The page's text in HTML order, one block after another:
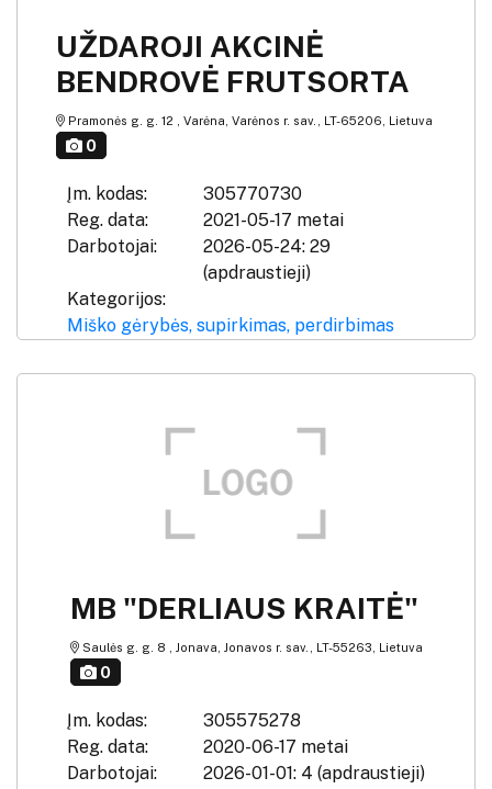
UŽDAROJI AKCINĖ
BENDROVĖ FRUTSORTA
Pramonės g. g. 12 , Varėna, Varėnos r. sav., LT-65206, Lietuva
0
Įm. kodas:
305770730
Reg. data:
2021-05-17 metai
Darbotojai:
2026-05-24: 29
(apdraustieji)
Kategorijos:
Miško gėrybės, supirkimas, perdirbimas
MB "DERLIAUS KRAITĖ"
Saulės g. g. 8 , Jonava, Jonavos r. sav., LT-55263, Lietuva
0
Įm. kodas:
305575278
Reg. data:
2020-06-17 metai
Darbotojai:
2026-01-01: 4 (apdraustieji)